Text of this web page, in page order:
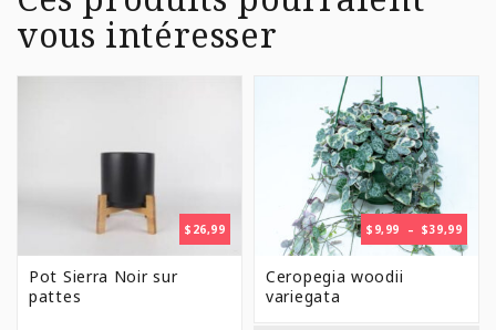
vous intéresser
$ 26,99
Pot Sierra Noir sur
pattes
$ 9,99 – $39,99
DE
Ceropegia woodii
variegata